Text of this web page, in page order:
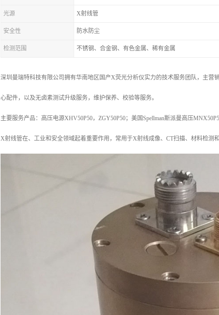
光源 X射线管
安全性 防水防尘
检测范围 不锈钢、合金钢、有色金属、稀有金属
深圳曼瑞特科技有限公司拥有华南地区国产X荧光分析仪实力的技术服务团队，主
心配件，以及无卤素测试升级服务，维护保养、校验等服务。
主要服务产品：高压电源XHV50P50，ZGY50P50；美国Spellman斯派曼高压
X射线管在、工业和安全领域起着重要作用，常用于X射线成像、CT扫描、材料检测